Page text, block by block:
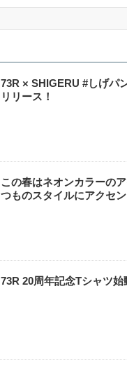
73R × SHIGERU #しげパ
リリース！
この春はネオンカラーの
つものスタイルにアクセン
73R 20周年記念Tシャツ始